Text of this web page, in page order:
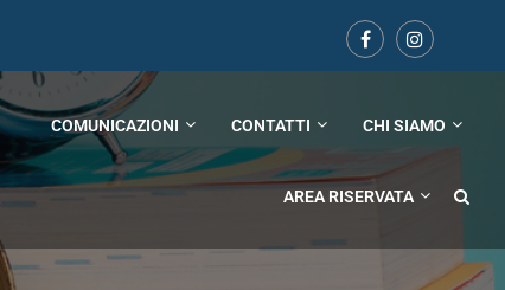
COMUNICAZIONI CONTATTI CHI SIAMO
AREA RISERVATA